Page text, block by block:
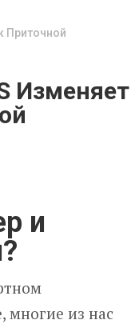
Приточной
Изменяет
и
многие из нас